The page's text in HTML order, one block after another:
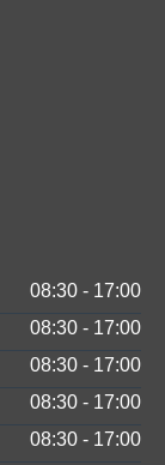
08:30 - 17:00
08:30 - 17:00
08:30 - 17:00
08:30 - 17:00
08:30 - 17:00